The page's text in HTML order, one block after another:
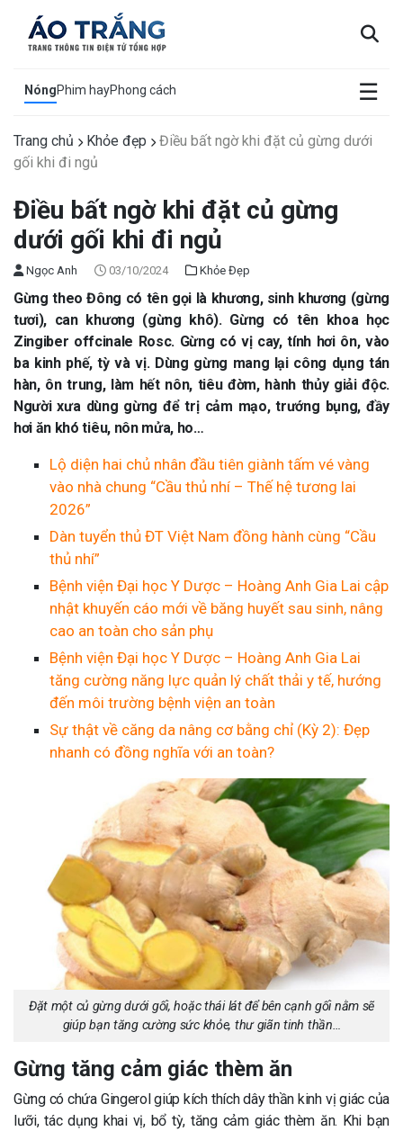
NóngPhim hayPhong cách ☰
×
Trang chủ Khỏe đẹp
Điều bất ngờ khi đặt củ gừng dưới
gối khi đi ngủ
Điều bất ngờ khi đặt củ gừng
dưới gối khi đi ngủ
Ngọc Anh 03/10/2024 Khỏe Đẹp
Gừng theo Đông có tên gọi là khương, sinh khương (gừng
tươi), can khương (gừng khô). Gừng có tên khoa học
Zingiber offcinale Rosc. Gừng có vị cay, tính hơi ôn, vào
ba kinh phế, tỳ và vị. Dùng gừng mang lại công dụng tán
hàn, ôn trung, làm hết nôn, tiêu đờm, hành thủy giải độc.
Người xưa dùng gừng để trị cảm mạo, trướng bụng, đầy
hơi ăn khó tiêu, nôn mửa, ho…
Lộ diện hai chủ nhân đầu tiên giành tấm vé vàng
vào nhà chung “Cầu thủ nhí – Thế hệ tương lai
2026”
Dàn tuyển thủ ĐT Việt Nam đồng hành cùng “Cầu
thủ nhí”
Bệnh viện Đại học Y Dược – Hoàng Anh Gia Lai cập
nhật khuyến cáo mới về băng huyết sau sinh, nâng
cao an toàn cho sản phụ
Bệnh viện Đại học Y Dược – Hoàng Anh Gia Lai
tăng cường năng lực quản lý chất thải y tế, hướng
đến môi trường bệnh viện an toàn
Sự thật về căng da nâng cơ bằng chỉ (Kỳ 2): Đẹp
nhanh có đồng nghĩa với an toàn?
Đặt một củ gừng dưới gối, hoặc thái lát để bên cạnh gối nằm sẽ
giúp bạn tăng cường sức khỏe, thư giãn tinh thần…
Gừng tăng cảm giác thèm ăn
Gừng có chứa Gingerol giúp kích thích dây thần kinh vị giác của
lưỡi, tác dụng khai vị, bổ tỳ, tăng cảm giác thèm ăn. Khi bạn